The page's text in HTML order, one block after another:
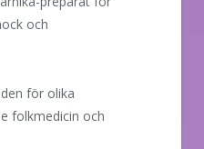
och
för olika
folkmedicin och